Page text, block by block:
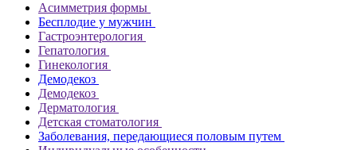
Асимметрия формы
Бесплодие у мужчин
Гастроэнтерология
Гепатология
Гинекология
Демодекоз
Демодекоз
Дерматология
Детская стоматология
Заболевания, передающиеся половым путем